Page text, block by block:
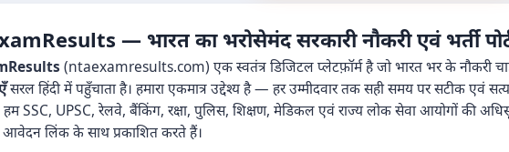
— भारत का भरोसेमंद सरकारी नौकरी एवं भर्ती
(ntaexamresults.com) एक स्वतंत्र डिजिटल प्लेटफ़ॉर्म है जो भारत भर के नौकरी
सरल हिंदी में पहुँचाता है। हमारा एकमात्र उद्देश्य है — हर उम्मीदवार तक सही समय पर सटीक एवं
हम SSC, UPSC, रेलवे, बैंकिंग, रक्षा, पुलिस, शिक्षण, मेडिकल एवं राज्य लोक सेवा आयोगों की
लिंक के साथ प्रकाशित करते हैं।